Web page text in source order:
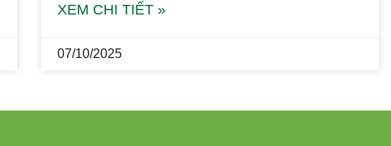
XEM CHI TIẾT »
07/10/2025